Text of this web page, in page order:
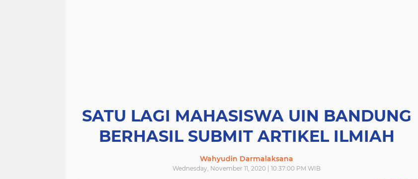
SATU LAGI MAHASISWA UIN BANDUNG
BERHASIL SUBMIT ARTIKEL ILMIAH
Wahyudin Darmalaksana
Wednesday, November 11, 2020 | 10:37:00 PM WIB